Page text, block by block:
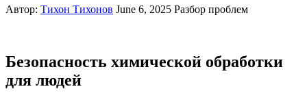
Автор: Тихон Тихонов June 6, 2025 Разбор проблем
Безопасность химической обработки
для людей